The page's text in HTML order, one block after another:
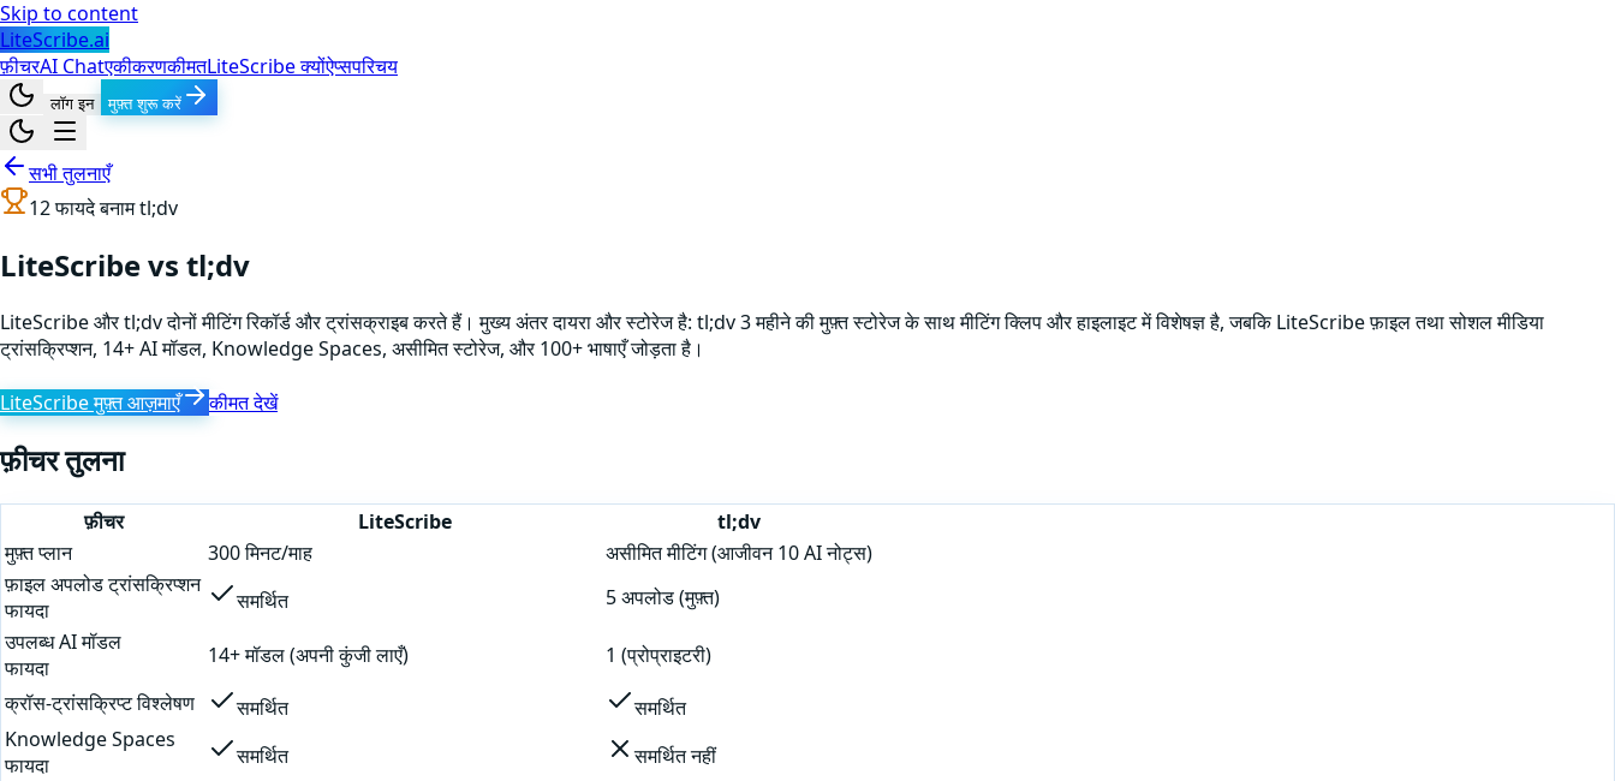
Skip to content
LiteScribe.ai
फ़ीचरAI ChatएकीकरणकीमतLiteScribe क्योंऐप्सपरिचय
लॉग इन मुफ़्त शुरू करें
सभी तुलनाएँ
12फायदे बनामtl;dv
LiteScribe vs tl;dv
LiteScribe और tl;dv दोनों मीटिंग रिकॉर्ड और ट्रांसक्राइब करते हैं। मुख्य अंतर दायरा और स्टोरेज है: tl;dv 3 महीने की मुफ़्त स्टोरेज के साथ मीटिंग क्लिप और हाइलाइट में विशेषज्ञ है, जबकि LiteScribe फ़ाइल तथा सोशल मीडिया
ट्रांसक्रिप्शन, 14+ AI मॉडल, Knowledge Spaces, असीमित स्टोरेज, और 100+ भाषाएँ जोड़ता है।
LiteScribe मुफ़्त आज़माएँ कीमत देखें
फ़ीचर तुलना
फ़ीचर LiteScribe
tl;dv
मुफ़्त प्लान
300 मिनट/माह
असीमित मीटिंग (आजीवन 10 AI नोट्स)
फ़ाइल अपलोड ट्रांसक्रिप्शन
फायदा
समर्थित
5 अपलोड (मुफ़्त)
उपलब्ध AI मॉडल
फायदा
14+ मॉडल (अपनी कुंजी लाएँ)
1 (प्रोप्राइटरी)
क्रॉस-ट्रांसक्रिप्ट विश्लेषण
समर्थित
समर्थित
Knowledge Spaces
फायदा
समर्थित
समर्थित नहीं